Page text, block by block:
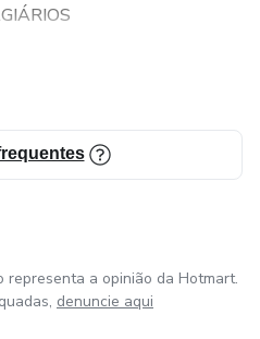
quem pensa grande!
vem você também para essa
a opinião da Hotmart.
denuncie aqui